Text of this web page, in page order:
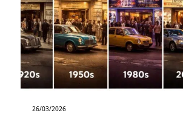
26/03/2026